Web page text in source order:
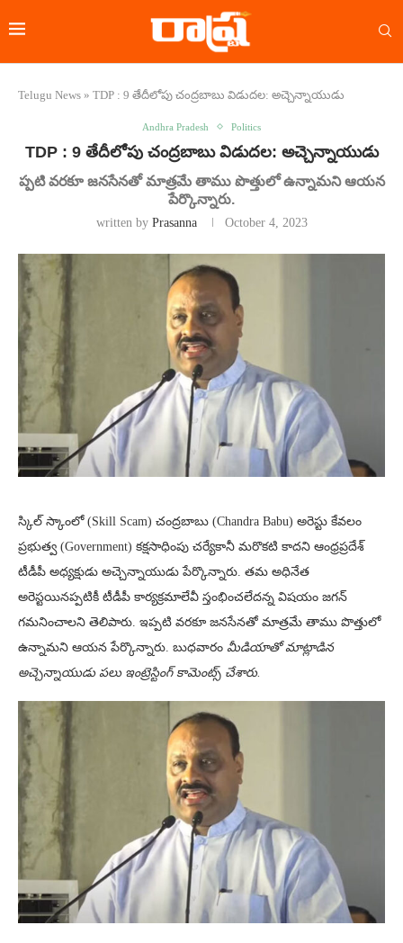
Telugu News » TDP : 9 తేదీలోపు చంద్రబాబు విడుదల: అచ్చెన్నాయుడు
Andhra Pradesh Politics
TDP : 9 తేదీలోపు చంద్రబాబు విడుదల: అచ్చెన్నాయుడు
ప్పటి వరకూ జనసేనతో మాత్రమే తాము పొత్తులో ఉన్నామని ఆయన
పేర్కొన్నారు.
written by Prasanna October 4, 2023
స్కిల్ స్కాంలో (Skill Scam) చంద్రబాబు (Chandra Babu) అరెస్టు కేవలం
ప్రభుత్వ (Government) కక్షసాధింపు చర్యేకానీ మరొకటి కాదని ఆంధ్రప్రదేశ్
టీడీపీ అధ్యక్షుడు అచ్చెన్నాయుడు పేర్కొన్నారు. తమ అధినేత
అరెస్టయినప్పటికీ టీడీపీ కార్యక్రమాలేవీ స్తంభించలేదన్న విషయం జగన్
గమనించాలని తెలిపారు. ఇప్పటి వరకూ జనసేనతో మాత్రమే తాము పొత్తులో
ఉన్నామని ఆయన పేర్కొన్నారు. బుధవారం మీడియాతో మాట్లాడిన
అచ్చెన్నాయుడు పలు ఇంట్రస్టింగ్ కామెంట్స్ చేశారు.